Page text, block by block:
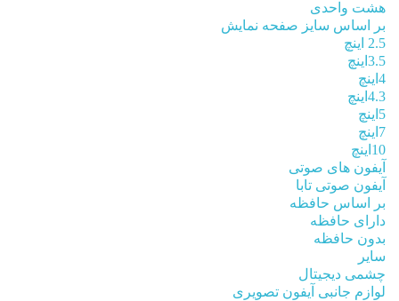
هشت واحدی
بر اساس سایز صفحه نمایش
2.5 اینچ
3.5اینچ
4اینچ
4.3اینچ
5اینچ
7اینچ
10اینچ
آیفون های صوتی
آیفون صوتی تابا
بر اساس حافظه
دارای حافظه
بدون حافظه
سایر
چشمی دیجیتال
لوازم جانبی آیفون تصویری